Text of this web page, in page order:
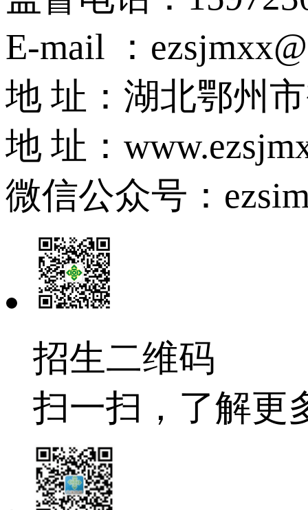
E-mail ：
地 址：湖北鄂州
地 址：
微信公众号：
招生二维码
扫一扫，了解更